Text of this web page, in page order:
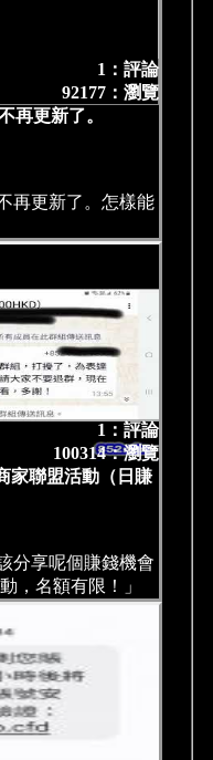
再更新了。
1：評論
92177：瀏覽
再更新了。怎樣能
家聯盟活動（日賺
1：評論
100314：瀏覽
分享呢個賺錢機會
，名額有限！」